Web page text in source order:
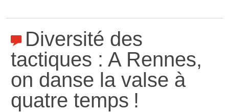
Diversité des
tactiques : A Rennes,
on danse la valse à
quatre temps !